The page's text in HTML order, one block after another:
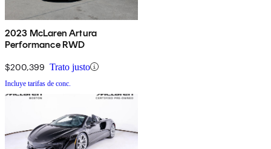
2023 McLaren Artura
Performance RWD
$200,399 Trato justo
Incluye tarifas de conc.